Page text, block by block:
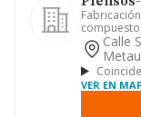
Calle
VER EN